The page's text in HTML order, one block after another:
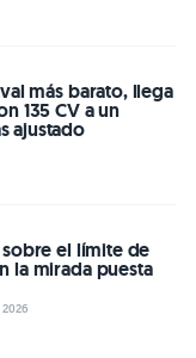
más barato, llega
135 CV a un
ajustado
el límite de
la mirada puesta